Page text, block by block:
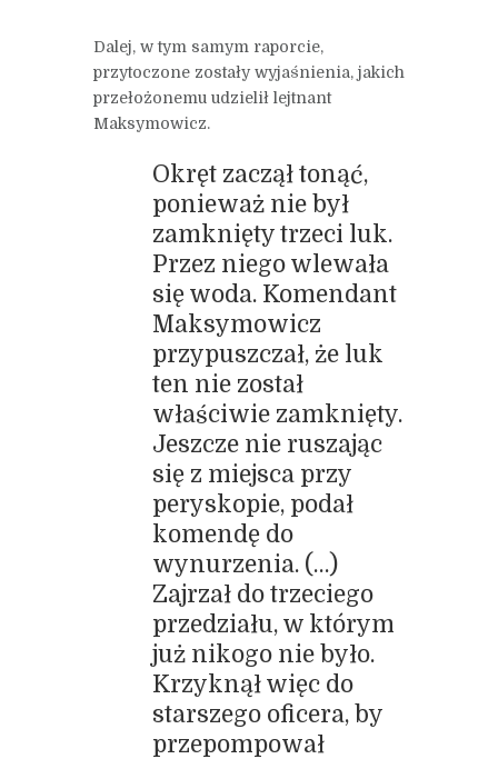
Dalej, w tym samym raporcie,
przytoczone zostały wyjaśnienia, jakich
przełożonemu udzielił lejtnant
Maksymowicz.
Okręt zaczął tonąć,
ponieważ nie był
zamknięty trzeci luk.
Przez niego wlewała
się woda. Komendant
Maksymowicz
przypuszczał, że luk
ten nie został
właściwie zamknięty.
Jeszcze nie ruszając
się z miejsca przy
peryskopie, podał
komendę do
wynurzenia. (…)
Zajrzał do trzeciego
przedziału, w którym
już nikogo nie było.
Krzyknął więc do
starszego oficera, by
przepompował